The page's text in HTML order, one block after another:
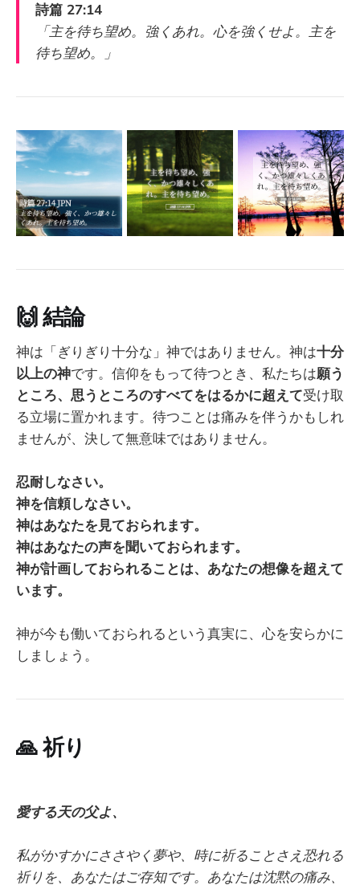
詩篇 27:14
「主を待ち望め。強くあれ。心を強くせよ。主を
待ち望め。」
🙌結論
神は「ぎりぎり十分な」神ではありません。神は十分
以上の神です。信仰をもって待つとき、私たちは願う
ところ、思うところのすべてをはるかに超えて受け取
る立場に置かれます。待つことは痛みを伴うかもしれ
ませんが、決して無意味ではありません。
忍耐しなさい。
神を信頼しなさい。
神はあなたを見ておられます。
神はあなたの声を聞いておられます。
神が計画しておられることは、あなたの想像を超えて
います。
神が今も働いておられるという真実に、心を安らかに
しましょう。
🙏祈り
愛する天の父よ、
私がかすかにささやく夢や、時に祈ることさえ恐れる
祈りを、あなたはご存知です。あなたは沈黙の痛み、